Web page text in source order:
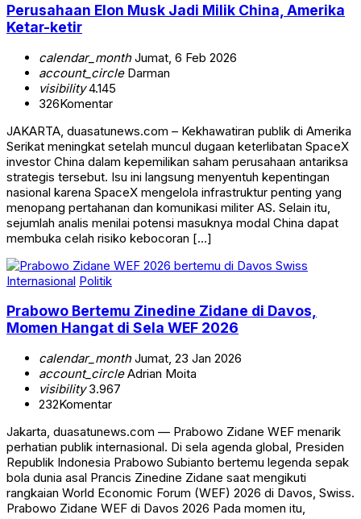
Perusahaan Elon Musk Jadi Milik China, Amerika
Ketar-ketir
calendar_monthJumat, 6 Feb 2026
account_circleDarman
visibility4.145
326Komentar
JAKARTA, duasatunews.com – Kekhawatiran publik di Amerika
Serikat meningkat setelah muncul dugaan keterlibatan SpaceX
investor China dalam kepemilikan saham perusahaan antariksa
strategis tersebut. Isu ini langsung menyentuh kepentingan
nasional karena SpaceX mengelola infrastruktur penting yang
menopang pertahanan dan komunikasi militer AS. Selain itu,
sejumlah analis menilai potensi masuknya modal China dapat
membuka celah risiko kebocoran […]
Internasional Politik
Prabowo Bertemu Zinedine Zidane di Davos,
Momen Hangat di Sela WEF 2026
calendar_monthJumat, 23 Jan 2026
account_circleAdrian Moita
visibility3.967
232Komentar
Jakarta, duasatunews.com — Prabowo Zidane WEF menarik
perhatian publik internasional. Di sela agenda global, Presiden
Republik Indonesia Prabowo Subianto bertemu legenda sepak
bola dunia asal Prancis Zinedine Zidane saat mengikuti
rangkaian World Economic Forum (WEF) 2026 di Davos, Swiss.
Prabowo Zidane WEF di Davos 2026 Pada momen itu,